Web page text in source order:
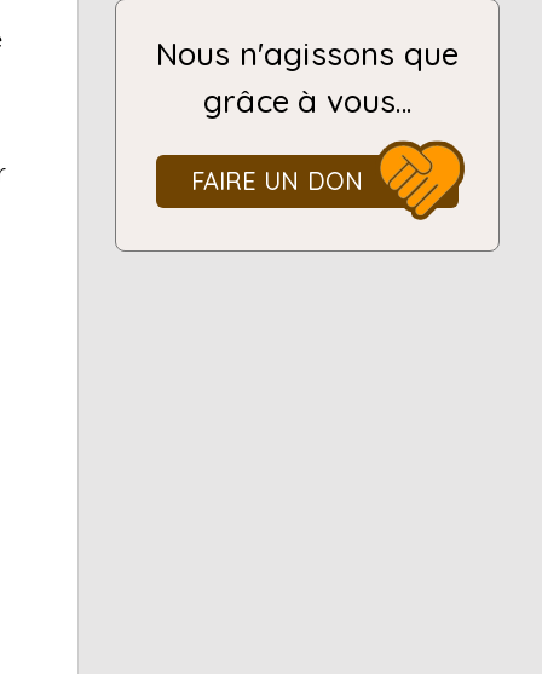
Nous n'agissons que
grâce à vous...
FAIRE UN DON